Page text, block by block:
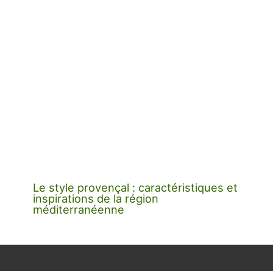
Le style provençal : caractéristiques et
inspirations de la région
méditerranéenne